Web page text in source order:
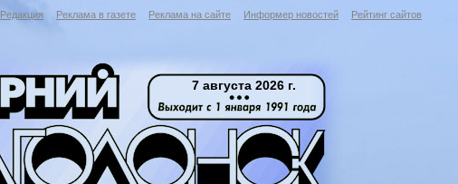
Редакция Реклама в газете Реклама на сайте Информер новостей Рейтинг сайтов
7 августа 2026 г.